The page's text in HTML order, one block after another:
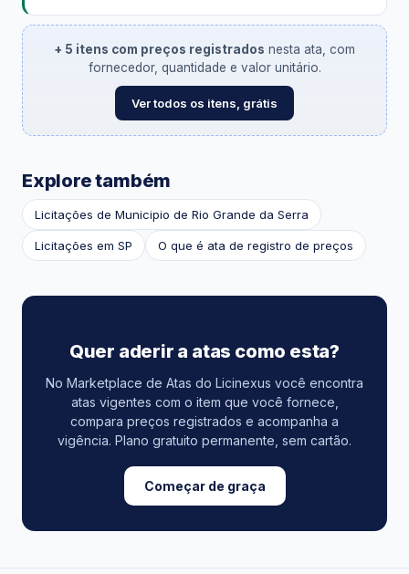
+ 5 itens com preços registrados nesta ata, com
fornecedor, quantidade e valor unitário.
Ver todos os itens, grátis
Explore também
Licitações de Municipio de Rio Grande da Serra
Licitações em SP O que é ata de registro de preços
Quer aderir a atas como esta?
No Marketplace de Atas do Licinexus você encontra
atas vigentes com o item que você fornece,
compara preços registrados e acompanha a
vigência. Plano gratuito permanente, sem cartão.
Começar de graça